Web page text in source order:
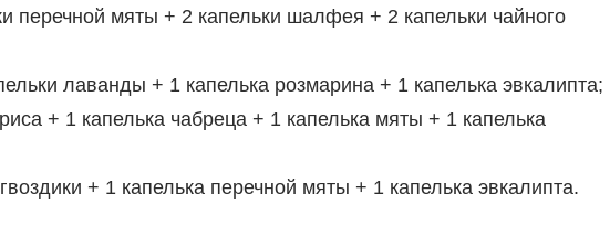
перечной мяты + 2 капельки шалфея + 2 капельки чайного
лаванды + 1 капелька розмарина + 1 капелька эвкалипта;
+ 1 капелька чабреца + 1 капелька мяты + 1 капелька
+ 1 капелька перечной мяты + 1 капелька эвкалипта.